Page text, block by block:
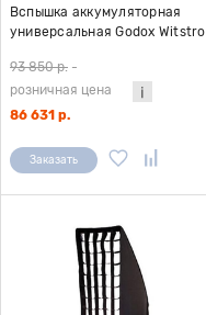
Вспышка аккумуляторная
универсальная Godox Witstro
93 850 р. -
розничная цена
86 631 р.
Заказать